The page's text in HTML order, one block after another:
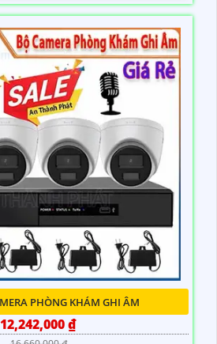
PHÒNG KHÁM GHI ÂM
12,242,000 ₫